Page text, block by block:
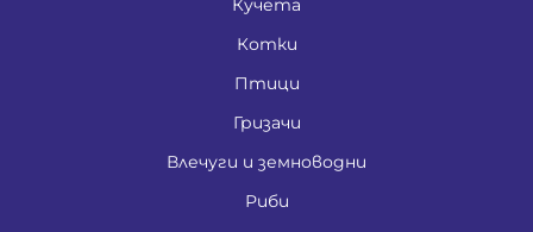
Кучета
Котки
Птици
Гризачи
Влечуги и земноводни
Риби